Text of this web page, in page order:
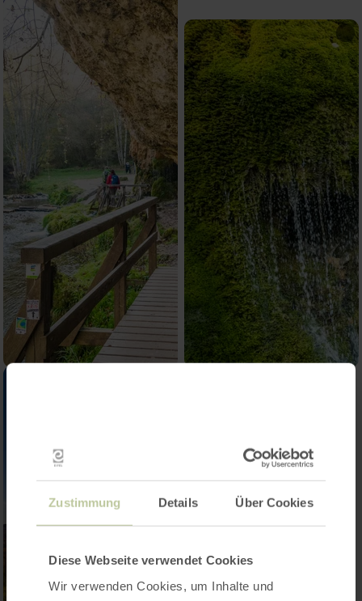
Zustimmung Details Über Cookies
Diese Webseite verwendet Cookies
Wir verwenden Cookies, um Inhalte und